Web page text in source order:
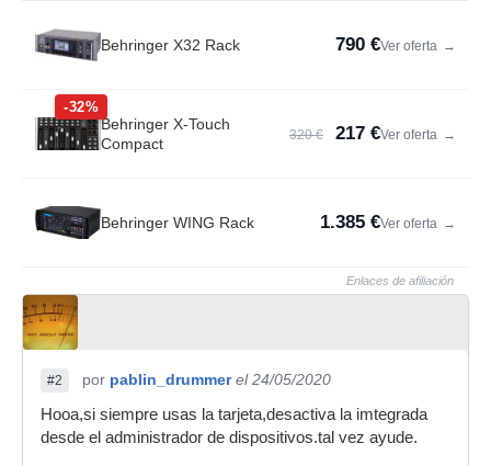
Behringer X32 Rack 790 €Ver oferta →
-32%
Behringer X-Touch
Compact
320 € 217 €Ver oferta →
Behringer WING Rack 1.385 €Ver oferta →
Enlaces de afiliación
#2 por pablin_drummer el 24/05/2020
Hooa,si siempre usas la tarjeta,desactiva la imtegrada
desde el administrador de dispositivos.tal vez ayude.